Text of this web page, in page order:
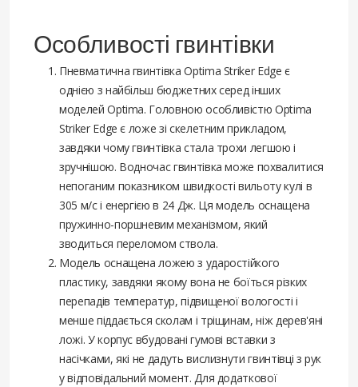
Особливості гвинтівки
Пневматична гвинтівка Optima Striker Edge є
однією з найбільш бюджетних серед інших
моделей Optima. Головною особливістю Optima
Striker Edge є ложе зі скелетним прикладом,
завдяки чому гвинтівка стала трохи легшою і
зручнішою. Водночас гвинтівка може похвалитися
непоганим показником швидкості вильоту кулі в
305 м/с і енергією в 24 Дж. Ця модель оснащена
пружинно-поршневим механізмом, який
зводиться переломом ствола.
Модель оснащена ложею з ударостійкого
пластику, завдяки якому вона не боїться різких
перепадів температур, підвищеної вологості і
менше піддається сколам і тріщинам, ніж дерев'яні
ложі. У корпус вбудовані гумові вставки з
насічками, які не дадуть вислизнути гвинтівці з рук
у відповідальний момент. Для додаткової